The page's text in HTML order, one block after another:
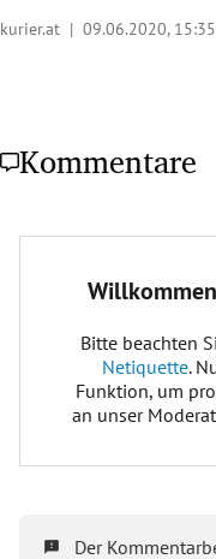
kurier.at | 09.06.2020, 15:35
Kommentare